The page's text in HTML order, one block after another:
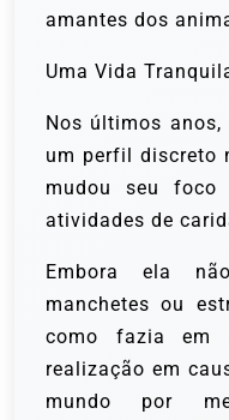
amantes dos
Uma Vida
Nos últimos anos,
um perfil discreto
mudou seu
atividades de
Embora ela
manchetes ou
como fazia em
realização em
mundo por